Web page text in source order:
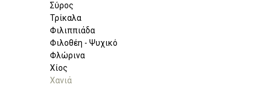
Σύρος
Τρίκαλα
Φιλιππιάδα
Φιλοθέη - Ψυχικό
Φλώρινα
Χίος
Χανιά